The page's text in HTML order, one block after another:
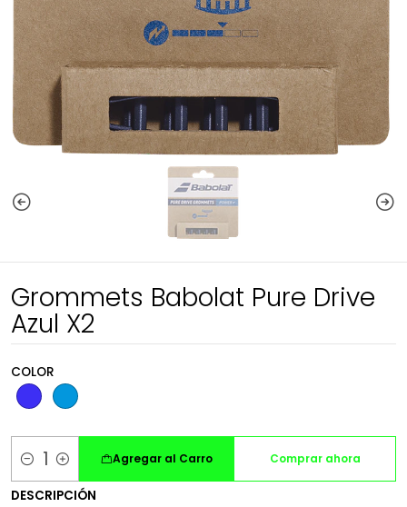
Grommets Babolat Pure Drive
Azul X2
COLOR
Cantidad
Agregar al Carro Comprar ahora
DESCRIPCIÓN